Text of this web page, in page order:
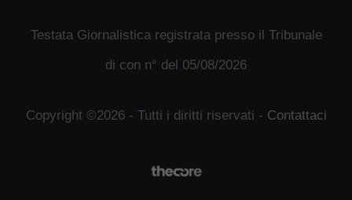
Testata Giornalistica registrata presso il Tribunale
di con n° del 05/08/2026
Copyright ©2026 - Tutti i diritti riservati - Contattaci